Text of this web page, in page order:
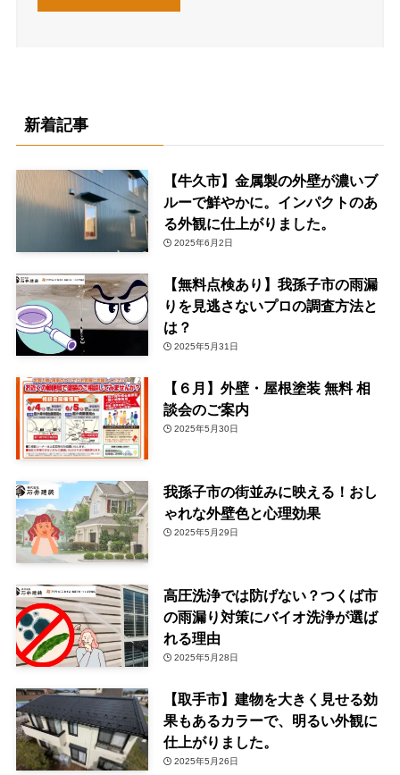
新着記事
【牛久市】金属製の外壁が濃いブ
ルーで鮮やかに。インパクトのあ
る外観に仕上がりました。
2025年6月2日
【無料点検あり】我孫子市の雨漏
りを見逃さないプロの調査方法と
は？
2025年5月31日
【６月】外壁・屋根塗装 無料 相
談会のご案内
2025年5月30日
我孫子市の街並みに映える！おし
ゃれな外壁色と心理効果
2025年5月29日
高圧洗浄では防げない？つくば市
の雨漏り対策にバイオ洗浄が選ば
れる理由
2025年5月28日
【取手市】建物を大きく見せる効
果もあるカラーで、明るい外観に
仕上がりました。
2025年5月26日